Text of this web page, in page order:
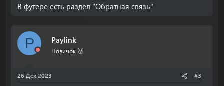
В футере есть раздел "Обратная связь"
P Paylink
Новичок 🥉
26 Дек 2023 #3